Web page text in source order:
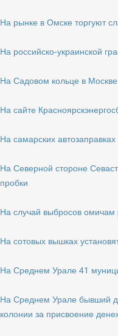
На рынке в Омске торгуют
На российско-украинской
На Садовом кольце в
На сайте
На самарских
На Северной стороне
пробки
На случай выбросов омичам
На сотовых вышках
На Среднем Урале 41
На Среднем Урале бывший
колонии за присвоение